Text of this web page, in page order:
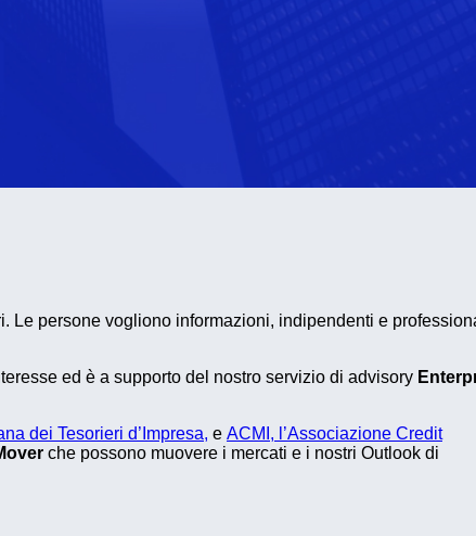
Le persone vogliono informazioni, indipendenti e
ed è a supporto del nostro servizio di advisory
dei Tesorieri d’Impresa, e ACMI, l’Associazione Credit
che possono muovere i mercati e i nostri Outlook di